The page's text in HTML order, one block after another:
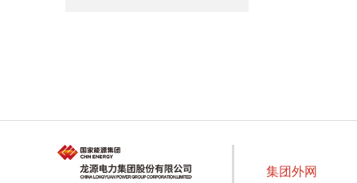
集团外网